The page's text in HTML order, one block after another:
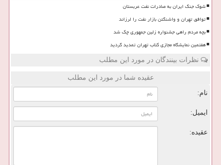
شوک جنگ ایران به صادرات نفت عربستان
توافق تهران و واشنگتن بازار نفت را لرزاند
بچه مردم راهی جشنواره زلین جمهوری چک شد
هفتمین نمایشگاه مجازی کتاب تهران تمدید گردید
نظرات بینندگان در مورد این مطلب
عقیده شما در مورد این مطلب
نام:
ایمیل:
عقیده: